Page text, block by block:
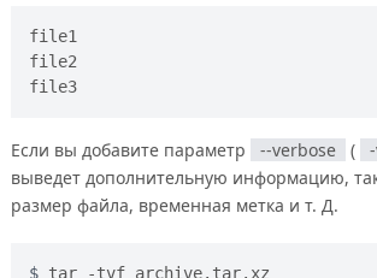
file1
file2
file3
Если вы добавите параметр --verbose (
выведет дополнительную информацию,
размер файла, временная метка и т. Д.
tar -tvf archive.tar.xz